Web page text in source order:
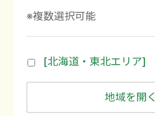
※複数選択可能
[北海道・東北エリア]
地域を開く